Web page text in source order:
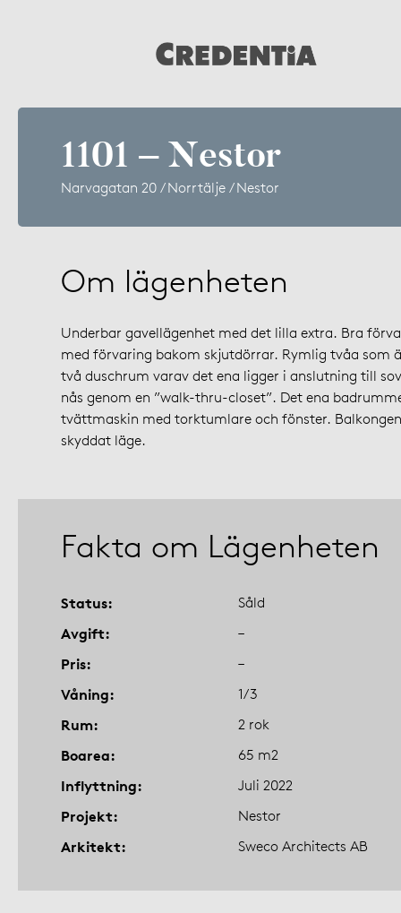
1101 – Nestor
Narvagatan 20 / Norrtälje / Nestor
Om lägenheten
Underbar gavellägenhet med det lilla extra. Bra
med förvaring bakom skjutdörrar. Rymlig tvåa som
två duschrum varav det ena ligger i anslutning till
nås genom en ”walk-thru-closet”. Det ena
tvättmaskin med torktumlare och fönster.
skyddat läge.
Fakta om Lägenheten
Status Såld
Avgift –
Pris –
Våning 1/3
Rum 2 rok
Boarea 65 m2
Inflyttning Juli 2022
Projekt Nestor
Arkitekt Sweco Architects AB